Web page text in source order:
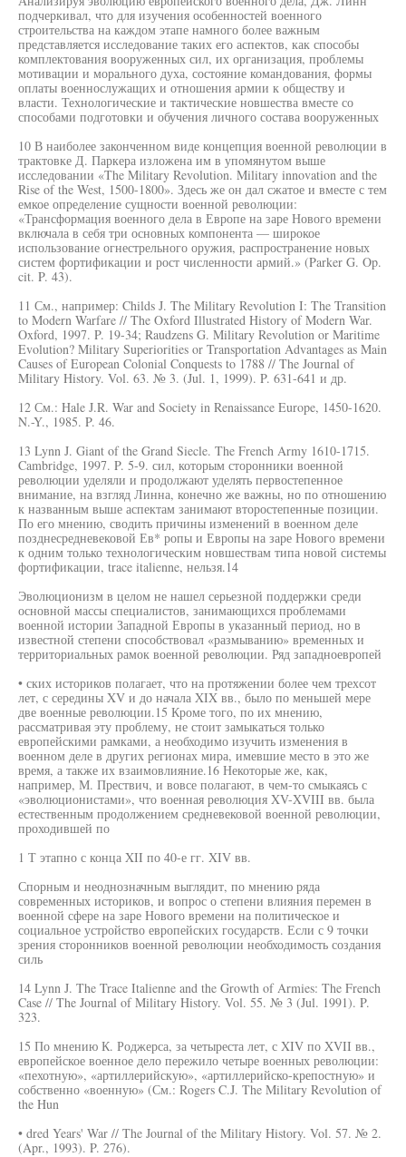
подчеркивал, что для изучения особенностей военного
строительства на каждом этапе намного более важным
представляется исследование таких его аспектов, как способы
комплектования вооруженных сил, их организация, проблемы
мотивации и морального духа, состояние командования, формы
оплаты военнослужащих и отношения армии к обществу и
власти. Технологические и тактические новшества вместе со
способами подготовки и обучения личного состава вооруженных
10 В наиболее законченном виде концепция военной революции в
трактовке Д. Паркера изложена им в упомянутом выше
исследовании «The Military Revolution. Military innovation and the
Rise of the West, 1500-1800». Здесь же он дал сжатое и вместе с тем
емкое определение сущности военной революции:
«Трансформация военного дела в Европе на заре Нового времени
включала в себя три основных компонента — широкое
использование огнестрельного оружия, распространение новых
систем фортификации и рост численности армий.» (Parker G. Op.
cit. P. 43).
11 См., например: Childs J. The Military Revolution I: The Transition
to Modern Warfare // The Oxford Illustrated History of Modern War.
Oxford, 1997. P. 19-34; Raudzens G. Military Revolution or Maritime
Evolution? Military Superiorities or Transportation Advantages as Main
Causes of European Colonial Conquests to 1788 // The Journal of
Military History. Vol. 63. № 3. (Jul. 1, 1999). P. 631-641 и др.
12 См.: Hale J.R. War and Society in Renaissance Europe, 1450-1620.
N.-Y., 1985. P. 46.
13 Lynn J. Giant of the Grand Siecle. The French Army 1610-1715.
Cambridge, 1997. P. 5-9. сил, которым сторонники военной
революции уделяли и продолжают уделять первостепенное
внимание, на взгляд Линна, конечно же важны, но по отношению
к названным выше аспектам занимают второстепенные позиции.
По его мнению, сводить причины изменений в военном деле
позднесредневековой Ев* ропы и Европы на заре Нового времени
к одним только технологическим новшествам типа новой системы
фортификации, trace italienne, нельзя.14
Эволюционизм в целом не нашел серьезной поддержки среди
основной массы специалистов, занимающихся проблемами
военной истории Западной Европы в указанный период, но в
известной степени способствовал «размыванию» временных и
территориальных рамок военной революции. Ряд западноевропей
• ских историков полагает, что на протяжении более чем трехсот
лет, с середины XV и до начала XIX вв., было по меньшей мере
две военные революции.15 Кроме того, по их мнению,
рассматривая эту проблему, не стоит замыкаться только
европейскими рамками, а необходимо изучить изменения в
военном деле в других регионах мира, имевшие место в это же
время, а также их взаимовлияние.16 Некоторые же, как,
например, М. Прествич, и вовсе полагают, в чем-то смыкаясь с
«эволюционистами», что военная революция XV-XVIII вв. была
естественным продолжением средневековой военной революции,
проходившей по
1 Т этапно с конца XII по 40-е гг. XIV вв.
Спорным и неоднозначным выглядит, по мнению ряда
современных историков, и вопрос о степени влияния перемен в
военной сфере на заре Нового времени на политическое и
социальное устройство европейских государств. Если с 9 точки
зрения сторонников военной революции необходимость создания
силь
14 Lynn J. The Trace Italienne and the Growth of Armies: The French
Case // The Journal of Military History. Vol. 55. № 3 (Jul. 1991). P.
323.
15 По мнению К. Роджерса, за четыреста лет, с XIV по XVII вв.,
европейское военное дело пережило четыре военных революции:
«пехотную», «артиллерийскую», «артиллерийско-крепостную» и
собственно «военную» (См.: Rogers C.J. The Military Revolution of
the Hun
• dred Years' War // The Journal of the Military History. Vol. 57. № 2.
(Apr., 1993). P. 276).